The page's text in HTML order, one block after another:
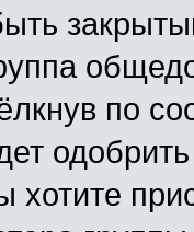
по
хотите